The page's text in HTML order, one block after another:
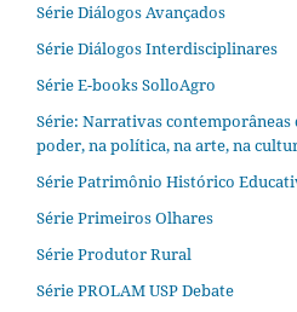
Série Diálogos Avançados
Série Diálogos Interdisciplinares
Série E-books SolloAgro
Série: Narrativas contemporâneas
poder, na política, na arte, na
Série Patrimônio Histórico
Série Primeiros Olhares
Série Produtor Rural
Série PROLAM USP Debate